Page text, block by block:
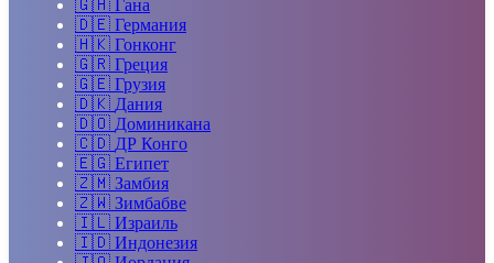
🇬🇭 Гана
🇩🇪 Германия
🇭🇰 Гонконг
🇬🇷 Греция
🇬🇪 Грузия
🇩🇰 Дания
🇩🇴 Доминикана
🇨🇩 ДР Конго
🇪🇬 Египет
🇿🇲 Замбия
🇿🇼 Зимбабве
🇮🇱 Израиль
🇮🇩 Индонезия